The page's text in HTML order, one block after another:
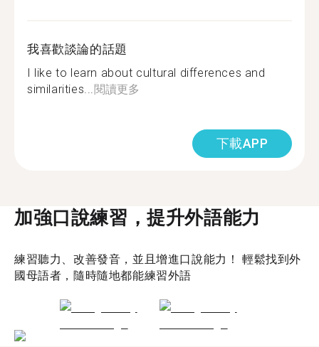
我喜歡談論的話題
I like to learn about cultural differences and
similarities... 閱讀更多
下載APP
加強口說練習，提升外語能力
練習聽力、改善發音，並且增進口說能力！ 輕鬆找到外
國母語者，隨時隨地都能練習外語